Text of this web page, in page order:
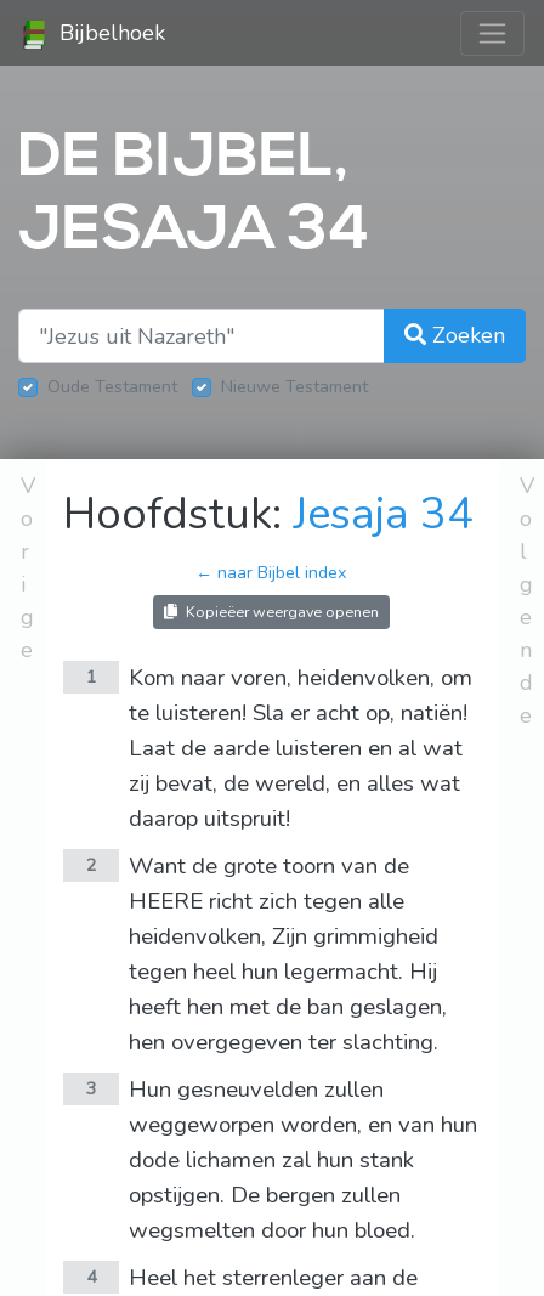
Bijbelhoek
DE BIJBEL,
JESAJA 34
Zoeken
Oude Testament Nieuwe Testament
V
o
r
i
g
e
Hoofdstuk:Jesaja 34
← naar Bijbel index
Kopieëer weergave openen
1
Kom naar voren, heidenvolken, om
te luisteren! Sla er acht op, natiën!
Laat de aarde luisteren en al wat
zij bevat, de wereld, en alles wat
daarop uitspruit!
2
Want de grote toorn van de
HEERE richt zich tegen alle
heidenvolken, Zijn grimmigheid
tegen heel hun legermacht. Hij
heeft hen met de ban geslagen,
hen overgegeven ter slachting.
3
Hun gesneuvelden zullen
weggeworpen worden, en van hun
dode lichamen zal hun stank
opstijgen. De bergen zullen
wegsmelten door hun bloed.
4
Heel het sterrenleger aan de
V
o
l
g
e
n
d
e